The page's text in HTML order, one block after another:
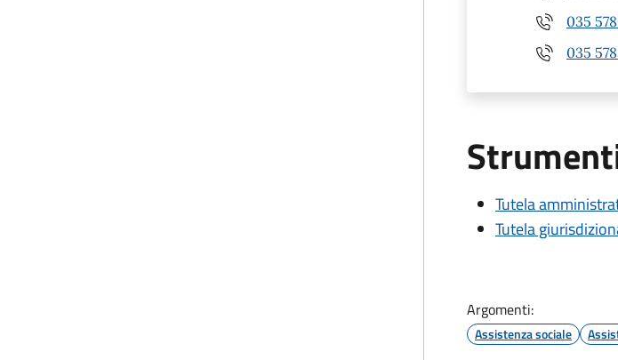
035
035
Tutela
Tutela
Argomenti:
Assistenza sociale